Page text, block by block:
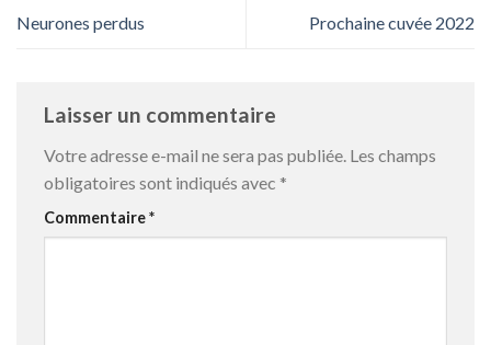
Neurones perdus Prochaine cuvée 2022
Laisser un commentaire
Votre adresse e-mail ne sera pas publiée. Les champs
obligatoires sont indiqués avec *
Commentaire*